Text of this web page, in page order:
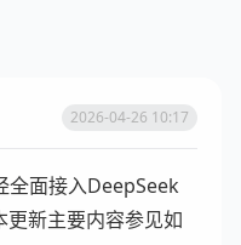
2026-04-26 10:17
全面接入DeepSeek
新主要内容参见如